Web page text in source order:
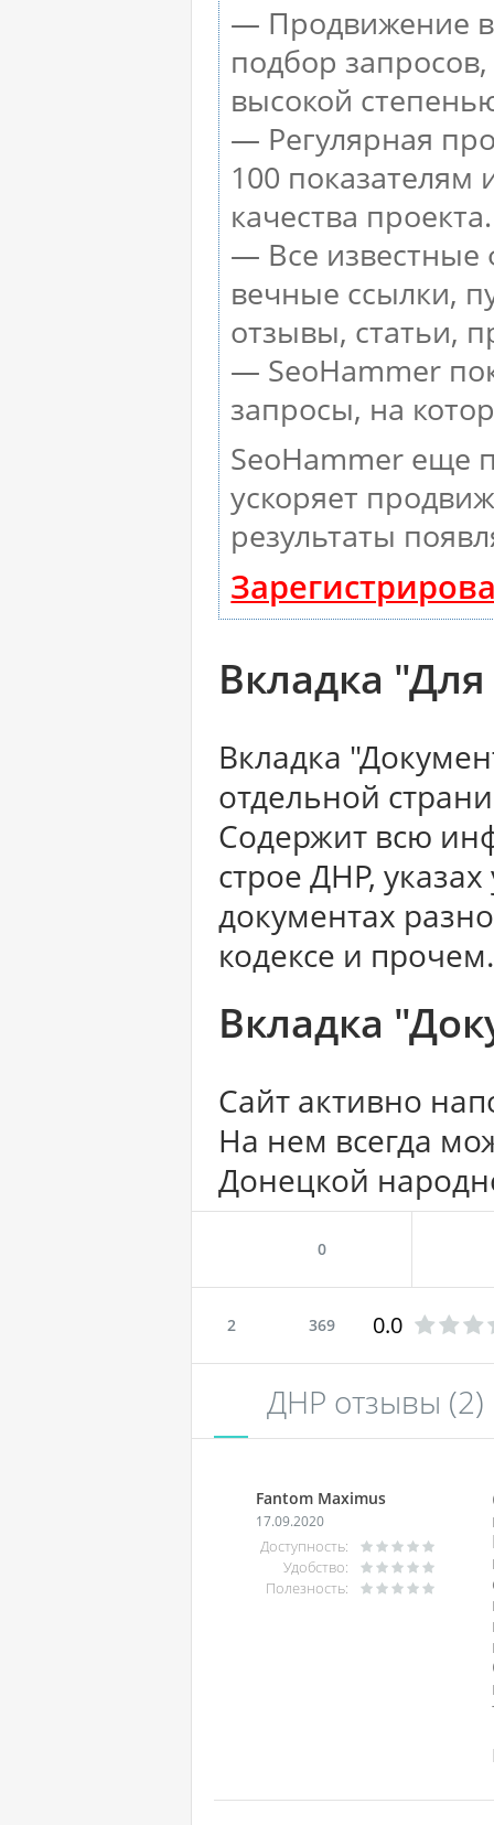
— Продвижение в
подбор
высокой
— Регулярная
100 показателям
качества проекта.
— Все известные
вечные ссылки,
отзывы, статьи,
— SeoHammer
запросы, на
SeoHammer еще
ускоряет
результаты
Вкладка
Вкладка
отдельной
Содержит всю
строе ДНР,
документах
кодексе и прочем.
Вкладка
Сайт активно
На нем всегда
Донецкой
0
2 369 0.0
ДНР отзывы (2)
Fantom Maximus
17.09.2020
Доступность:
Удобство:
Полезность: